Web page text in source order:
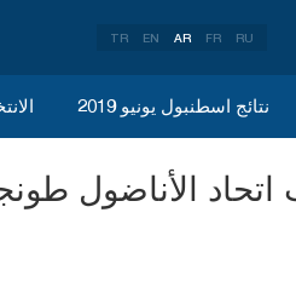
TR EN AR FR RU
نتائج اسطنبول يونيو 2019